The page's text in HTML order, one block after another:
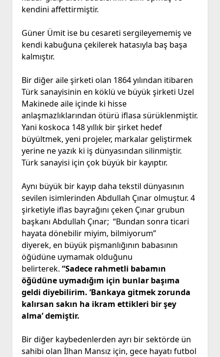
kendini affettirmiştir.
Güner Ümit ise bu cesareti sergileyememiş ve
kendi kabuğuna çekilerek hatasıyla baş başa
kalmıştır.
Bir diğer aile şirketi olan 1864 yılından itibaren
Türk sanayisinin en köklü ve büyük şirketi Uzel
Makinede aile içinde ki hisse
anlaşmazlıklarından ötürü iflasa sürüklenmiştir.
Yani koskoca 148 yıllık bir şirket hedef
büyültmek, yeni projeler, markalar geliştirmek
yerine ne yazık ki iş dünyasından silinmiştir.
Türk sanayisi için çok büyük bir kayıptır.
Aynı büyük bir kayıp daha tekstil dünyasının
sevilen isimlerinden Abdullah Çınar olmuştur. 4
şirketiyle iflas bayrağını çeken Çınar grubun
başkanı Abdullah Çınar; “Bundan sonra ticari
hayata dönebilir miyim, bilmiyorum”
diyerek, en büyük pişmanlığının babasının
öğüdüne uymamak olduğunu
belirterek. “Sadece rahmetli babamın
öğüdüne uymadığım için bunlar başıma
geldi diyebilirim. ‘Bankaya gitmek zorunda
kalırsan sakın ha ikram ettikleri bir şey
alma’ demiştir.
Bir diğer kaybedenlerden ayrı bir sektörde ün
sahibi olan İlhan Mansız için, gece hayatı futbol